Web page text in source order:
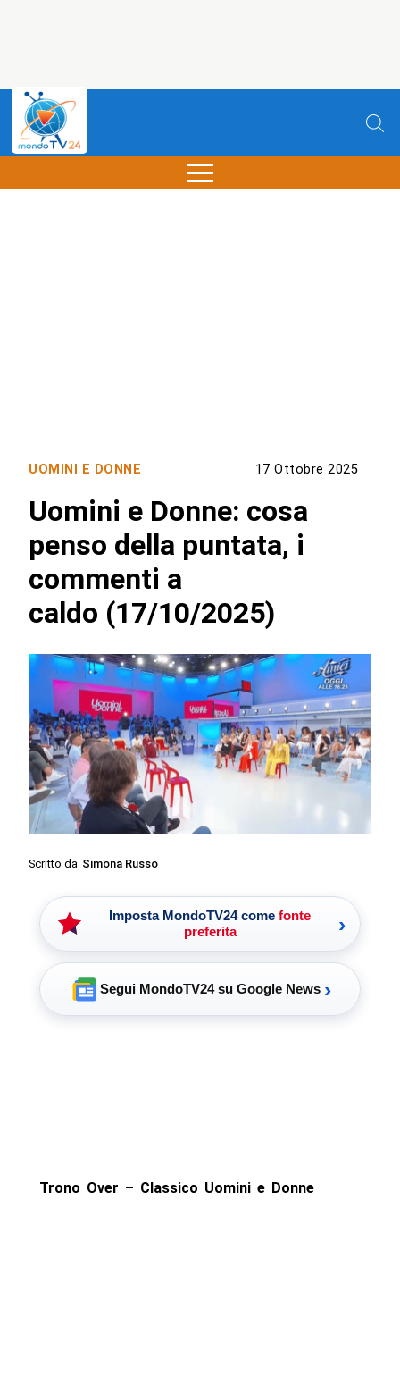
UOMINI E DONNE 17 Ottobre 2025
Uomini e Donne: cosa
penso della puntata, i
commenti a
caldo (17/10/2025)
Scritto da Simona Russo
Imposta MondoTV24 come fonte
preferita
›
Segui MondoTV24 su Google News ›
Trono Over – Classico Uomini e Donne